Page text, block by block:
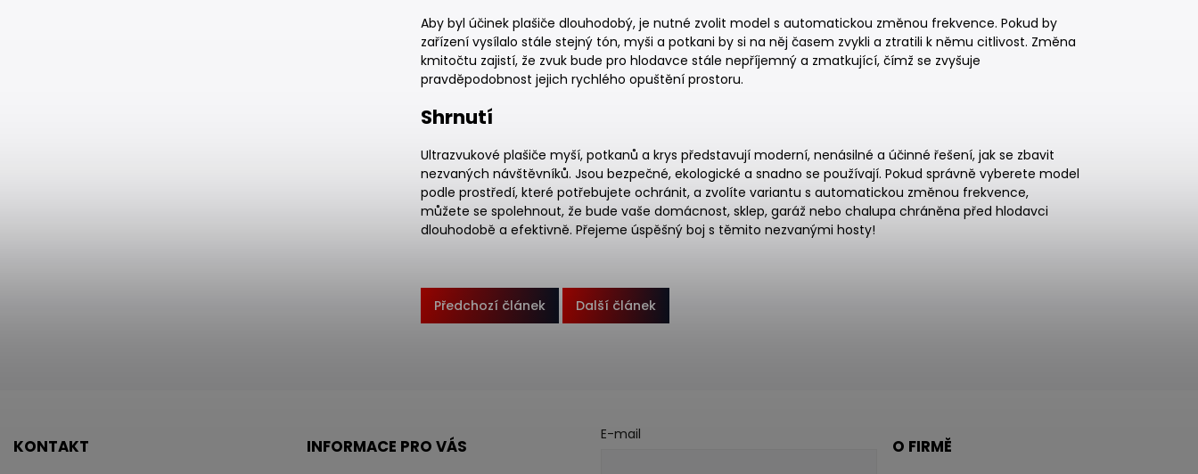
Aby byl účinek plašiče dlouhodobý, je nutné zvolit model s automatickou změnou frekvence. Pokud by
zařízení vysílalo stále stejný tón, myši a potkani by si na něj časem zvykli a ztratili k němu citlivost. Změna
kmitočtu zajistí, že zvuk bude pro hlodavce stále nepříjemný a zmatkující, čímž se zvyšuje
pravděpodobnost jejich rychlého opuštění prostoru.
Shrnutí
Ultrazvukové plašiče myší, potkanů a krys představují moderní, nenásilné a účinné řešení, jak se zbavit
nezvaných návštěvníků. Jsou bezpečné, ekologické a snadno se používají. Pokud správně vyberete model
podle prostředí, které potřebujete ochránit, a zvolíte variantu s automatickou změnou frekvence,
můžete se spolehnout, že bude vaše domácnost, sklep, garáž nebo chalupa chráněna před hlodavci
dlouhodobě a efektivně. Přejeme úspěšný boj s těmito nezvanými hosty!
Předchozí článek Další článek
KONTAKT INFORMACE PRO VÁS
E-mail
O FIRMĚ